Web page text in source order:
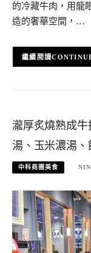
的冷藏牛肉，用龍
造的奢華空間，…
瀧厚炙燒熟成
湯、玉米濃湯、
中科商圈美食